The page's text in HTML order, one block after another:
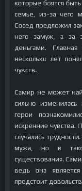
которые боятся
семье, из-за чего
Сосед предложил
него замуж, а за
деньгами.
несколько лет
чувств.
Самир не может
сильно
герои
искренние чувства.
случались
мужа, но в
существования.
ведь она
предстоит